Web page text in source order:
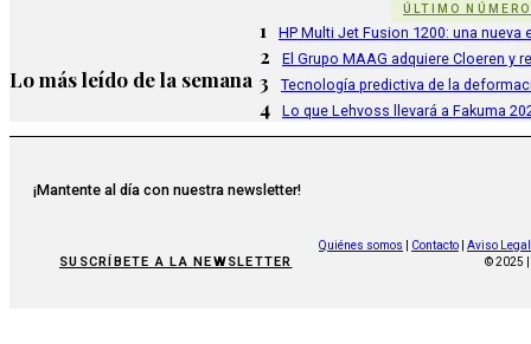
ÚLTIMO NÚMERO
Lo más leído de la semana
1 HP Multi Jet Fusion 1200: una
2 El Grupo MAAG adquiere Cloeren
3 Tecnología predictiva de la
4 Lo que Lehvoss llevará a Fakuma
¡Mantente al día con nuestra newsletter!
SUSCRÍBETE A LA NEWSLETTER
Quiénes somos Contacto
Aviso Legal
© 2025